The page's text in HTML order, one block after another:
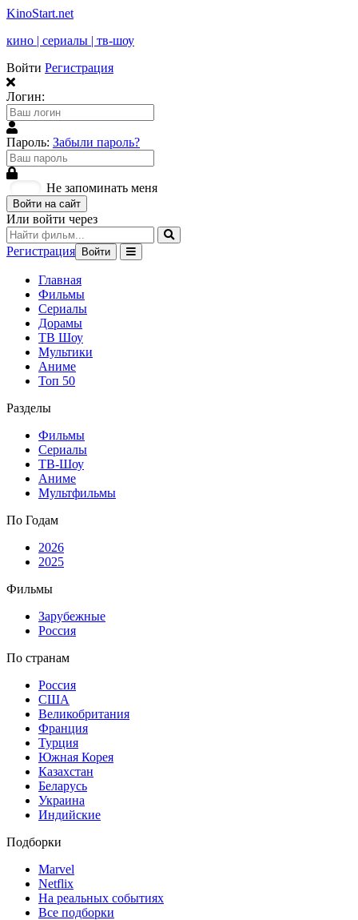
KinoStart.net
кино | сериалы | тв-шоу
Войти Регистрация
Логин:
Пароль: Забыли пароль?
Не запоминать меня
Войти на сайт
Или войти через
Регистрация Войти
Главная
Фильмы
Сериалы
Дорамы
ТВ Шоу
Мультики
Аниме
Топ 50
Разделы
Фильмы
Сериалы
ТВ-Шоу
Аниме
Мультфильмы
По Годам
2026
2025
Фильмы
Зарубежные
Россия
По странам
Россия
США
Великобритания
Франция
Турция
Южная Корея
Казахстан
Беларусь
Украина
Индийские
Подборки
Marvel
Netflix
На реальных событиях
Все подборки